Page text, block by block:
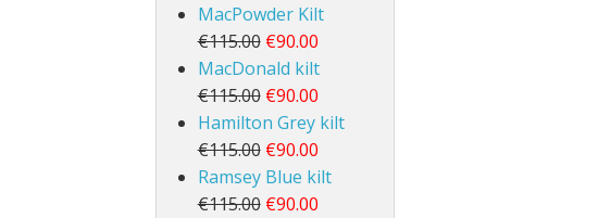
MacPowder Kilt
€115.00 €90.00
MacDonald kilt
€115.00 €90.00
Hamilton Grey kilt
€115.00 €90.00
Ramsey Blue kilt
€115.00 €90.00